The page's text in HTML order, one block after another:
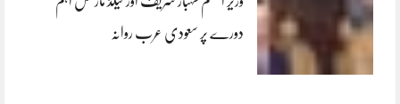
دورے پر سعودی عرب روانہ